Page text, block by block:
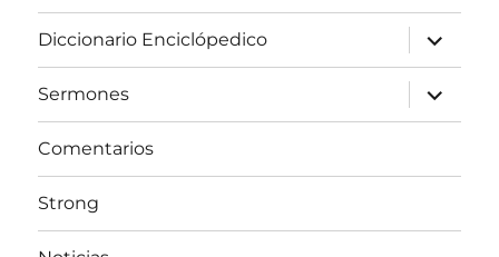
Diccionario Enciclópedico
expandir
el
menú
inferior
Sermones
expandir
el
menú
Comentarios
Strong